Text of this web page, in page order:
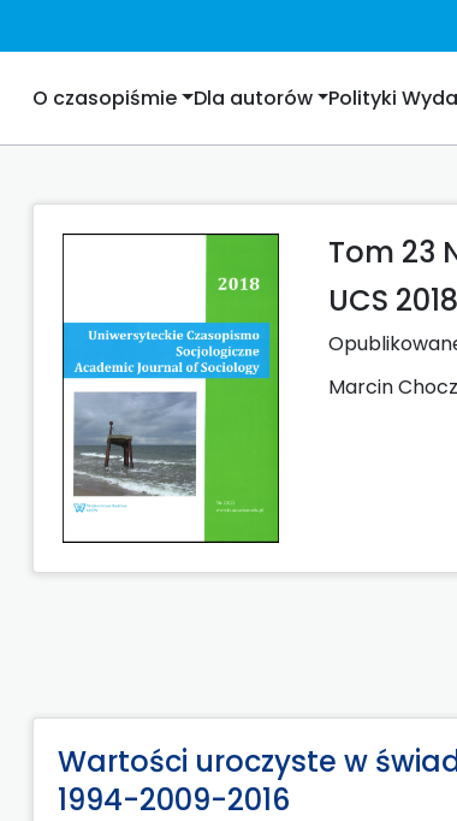
O czasopiśmie Dla autorów Polityki
Tom 23
UCS
Marcin
Wartości uroczyste w
1994-2009-2016